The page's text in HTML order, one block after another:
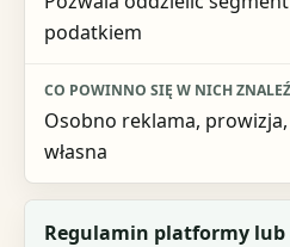
Co powinno się w nich znaleźć
podatkiem
Osobno reklama,
własna
Regulamin platformy